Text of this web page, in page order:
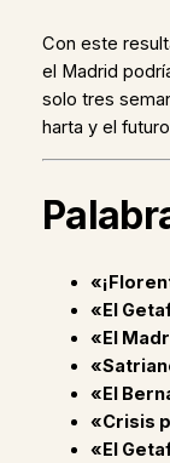
Con este
el Madrid
solo tres
harta y el
«El
«El
«El
«Crisis
«El